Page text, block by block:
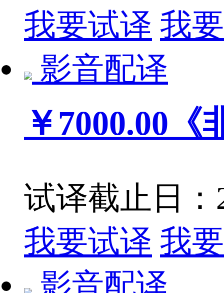
我要试译 我
影音配译
￥7000.00
试译截止日：
我要试译 我
影音配译